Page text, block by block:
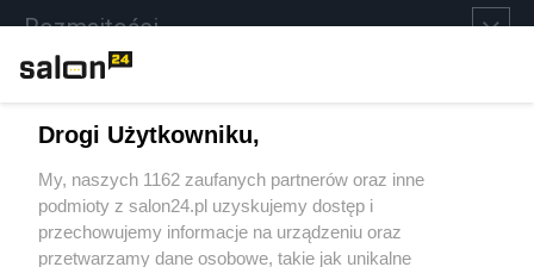
Rozmaitości
Sport
Społeczeństwo
Drogi Użytkowniku,
My, naszych 1162 zaufanych partnerów oraz inne
podmioty z salon24.pl uzyskujemy dostęp i
przechowujemy informacje na urządzeniu oraz
przetwarzamy dane osobowe, takie jak unikalne